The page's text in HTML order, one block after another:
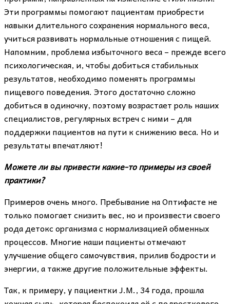
Эти программы помогают пациентам приобрести
навыки длительного сохранения нормального веса,
учиться развивать нормальные отношения с пищей.
Напомним, проблема избыточного веса – прежде всего
психологическая, и, чтобы добиться стабильных
результатов, необходимо поменять программы
пищевого поведения. Этого достаточно сложно
добиться в одиночку, поэтому возрастает роль наших
специалистов, регулярных встреч с ними – для
поддержки пациентов на пути к снижению веса. Но и
результаты впечатляют!
Можете ли вы привести какие-то примеры из своей
практики?
Примеров очень много. Пребывание на Оптифасте не
только помогает снизить вес, но и произвести своего
рода детокс организма с нормализацией обменных
процессов. Многие наши пациенты отмечают
улучшение общего самочувствия, прилив бодрости и
энергии, а также другие положительные эффекты.
Так, к примеру, у пациентки J.M., 34 года, прошла